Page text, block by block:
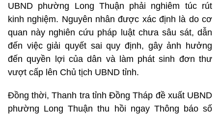
UBND phường Long Thuận phải nghiêm túc rút
kinh nghiệm. Nguyên nhân được xác định là do cơ
quan này nghiên cứu pháp luật chưa sâu sát, dẫn
đến việc giải quyết sai quy định, gây ảnh hưởng
đến quyền lợi của dân và làm phát sinh đơn thư
vượt cấp lên Chủ tịch UBND tỉnh.
Đồng thời, Thanh tra tỉnh Đồng Tháp đề xuất UBND
phường Long Thuận thu hồi ngay Thông báo số